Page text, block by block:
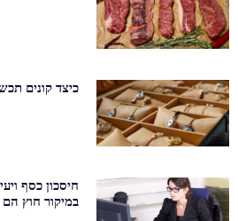
כיצד קונים
חיסכון כסף
במיקור חוץ